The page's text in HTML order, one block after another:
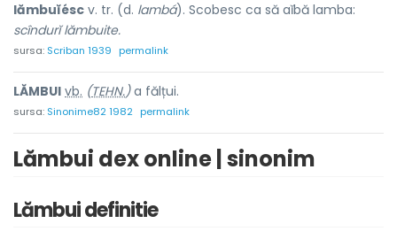
lămbuĭésc v. tr. (d. lambá). Scobesc ca să aĭbă lamba:
scîndurĭ lămbuite.
sursa: Scriban 1939 permalink
LĂMBUI vb. (TEHN.)a fălțui.
sursa: Sinonime82 1982 permalink
Lămbui dex online | sinonim
Lămbui definitie